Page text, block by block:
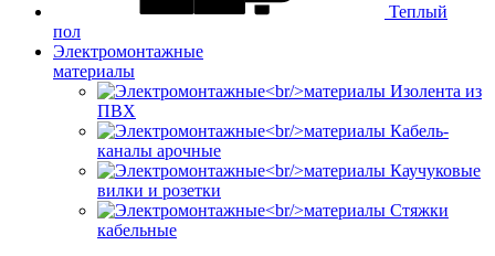
Теплый
пол
Электромонтажные
материалы
Изолента из
ПВХ
Кабель-
каналы арочные
Каучуковые
вилки и розетки
Стяжки
кабельные